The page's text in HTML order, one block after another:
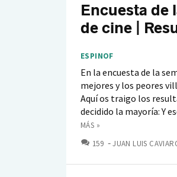
Encuesta de
de cine |
ESPINOF
En la encuesta de la
mejores y los peores
Aquí os traigo los
decidido la mayoría: Y
MÁS »
159 COMENTARIOS
JUAN LUIS